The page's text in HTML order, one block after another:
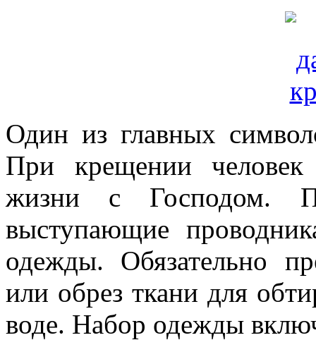
Один из главных
При крещении человек
жизни с Господом.
выступающие
одежды. Обязательно
или обрез ткани для
воде. Набор одежды